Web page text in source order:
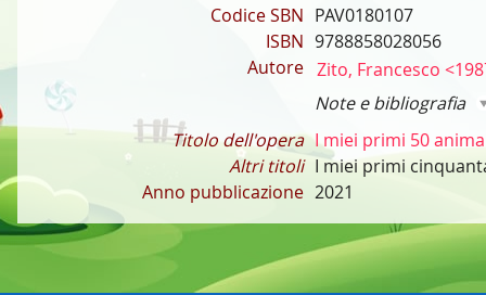
Codice SBN PAV0180107
ISBN 9788858028056
Autore Zito, Francesco
Note e bibliografia
Titolo dell'opera I miei primi 50
Altri titoli I miei primi
Anno pubblicazione 2021